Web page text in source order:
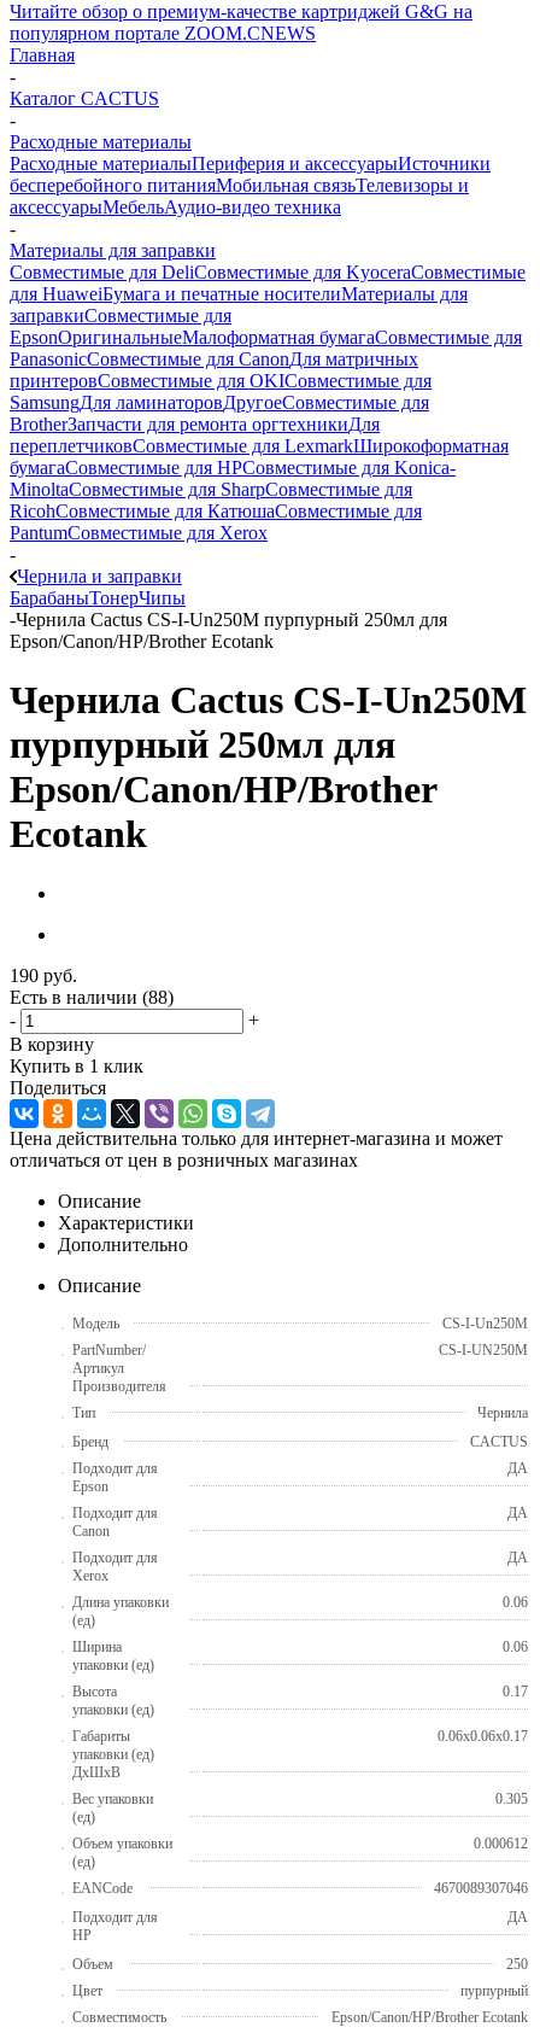
Читайте обзор о премиум-качестве картриджей G&G на
популярном портале ZOOM.CNEWS
Главная
-
Каталог CACTUS
-
Расходные материалы
Расходные материалыПериферия и аксессуарыИсточники
бесперебойного питанияМобильная связьТелевизоры и
аксессуарыМебельАудио-видео техника
-
Материалы для заправки
Совместимые для DeliСовместимые для KyoceraСовместимые
для HuaweiБумага и печатные носителиМатериалы для
заправкиСовместимые для
EpsonОригинальныеМалоформатная бумагаСовместимые для
PanasonicСовместимые для CanonДля матричных
принтеровСовместимые для OKIСовместимые для
SamsungДля ламинаторовДругоеСовместимые для
BrotherЗапчасти для ремонта оргтехникиДля
переплетчиковСовместимые для LexmarkШирокоформатная
бумагаСовместимые для HPСовместимые для Konica-
MinoltaСовместимые для SharpСовместимые для
RicohСовместимые для КатюшаСовместимые для
PantumСовместимые для Xerox
-
Чернила и заправки
БарабаныТонерЧипы
-Чернила Cactus CS-I-Un250M пурпурный 250мл для
Epson/Canon/HP/Brother Ecotank
Чернила Cactus CS-I-Un250M
пурпурный 250мл для
Epson/Canon/HP/Brother
Ecotank
190 руб.
Есть в наличии (88)
-
+
В корзину
Купить в 1 клик
Поделиться
Цена действительна только для интернет-магазина и может
отличаться от цен в розничных магазинах
Описание
Характеристики
Дополнительно
Описание
Модель
CS-I-Un250M
PartNumber/
Артикул
Производителя
CS-I-UN250M
Тип
Чернила
Бренд
CACTUS
Подходит для
Epson
ДА
Подходит для
Canon
ДА
Подходит для
Xerox
ДА
Длина упаковки
(ед)
0.06
Ширина
упаковки (ед)
0.06
Высота
упаковки (ед)
0.17
Габариты
упаковки (ед)
ДхШхВ
0.06x0.06x0.17
Вес упаковки
(ед)
0.305
Объем упаковки
(ед)
0.000612
EANCode
4670089307046
Подходит для
HP
ДА
Объем
250
Цвет
пурпурный
Совместимость
Epson/Canon/HP/Brother Ecotank